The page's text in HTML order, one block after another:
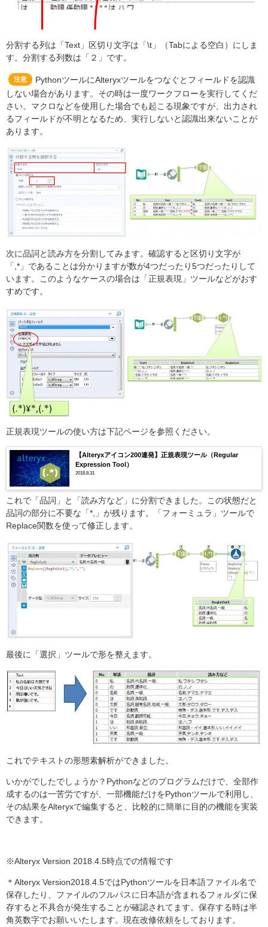
分割する列は「Text」区切り文字は「\t」（Tabによる空白）にしま
す。分割する列数は「２」です。
注意
PythonツールにAlteryxツールをつなぐとフィールドを認識
しない場合があります。その時は一度ワークフローを実行してくだ
さい。マクロなどを使用した場合でも起こる現象ですが、出力され
るフィールドが不明となるため、実行しないと認識出来ないことが
あります。
次に品詞と読み方を分割してみます。確認すると区切り文字が
「,*」であることは分かりますが数が4つだったり5つだったりして
います。このようなケースの場合は「正規表現」ツールなどがおす
すめです。
正規表現ツールの使い方は下記ページを参照ください。
【Alteryxアイコン200連発】正規表現ツール（Regular
Expression Tool）
2018.8.31
これで「品詞」と「読み方など」に分割できました。この状態だと
品詞の部分に不要な「*,」が残ります。「フォーミュラ」ツールで
Replace関数を使って修正します。
最後に「選択」ツールで形を整えます。
これでテキストの形態素解析ができました。
いかがでしたでしょうか？Pythonなどのプログラムだけで、全部作
成するのは一苦労ですが、一部機能だけをPythonツールで利用し、
その結果をAlteryxで編集すると、比較的に簡単に目的の機能を実装
できます。
※Alteryx Version 2018.4.5時点での情報です
＊Alteryx Version2018.4.5ではPythonツールを日本語ファイル名で
保存したり、ファイルのフルパスに日本語が含まれるフォルダに保
存すると不具合が発生することが確認されてます。保存する時は半
角英数字でお願いいたします。現在改修依頼をしております。